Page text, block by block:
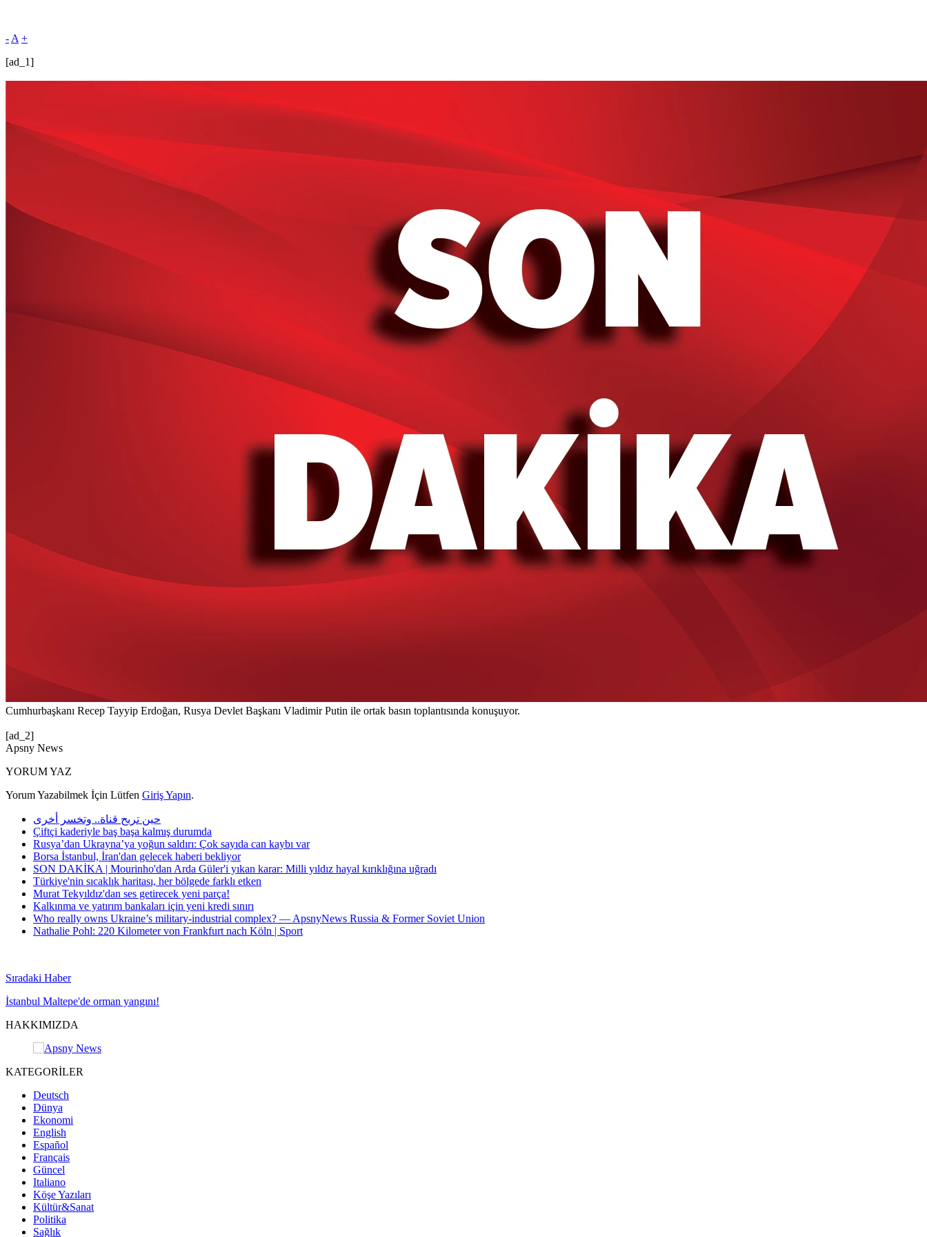
- A +
[ad_1]
Cumhurbaşkanı Recep Tayyip Erdoğan, Rusya Devlet Başkanı Vladimir Putin ile ortak basın toplantısında konuşuyor.
[ad_2]
Apsny News
YORUM YAZ
Yorum Yazabilmek İçin Lütfen Giriş Yapın.
حين تربح قناة.. وتخسر أخرى
Çiftçi kaderiyle baş başa kalmış durumda
Rusya’dan Ukrayna’ya yoğun saldırı: Çok sayıda can kaybı var
Borsa İstanbul, İran'dan gelecek haberi bekliyor
SON DAKİKA | Mourinho'dan Arda Güler'i yıkan karar: Milli yıldız hayal kırıklığına uğradı
Türkiye'nin sıcaklık haritası, her bölgede farklı etken
Murat Tekyıldız'dan ses getirecek yeni parça!
Kalkınma ve yatırım bankaları için yeni kredi sınırı
Who really owns Ukraine’s military-industrial complex? — ApsnyNews Russia & Former Soviet Union
Nathalie Pohl: 220 Kilometer von Frankfurt nach Köln | Sport
Sıradaki Haber
İstanbul Maltepe'de orman yangını!
HAKKIMIZDA
KATEGORİLER
Deutsch
Dünya
Ekonomi
English
Español
Français
Güncel
Italiano
Köşe Yazıları
Kültür&Sanat
Politika
Sağlık